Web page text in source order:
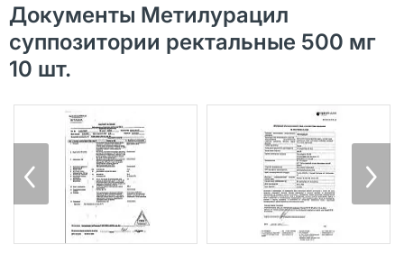
Документы Метилурацил
суппозитории ректальные 500 мг
10 шт.